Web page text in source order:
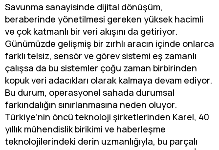
Savunma sanayisinde dijital dönüşüm,
beraberinde yönetilmesi gereken yüksek hacimli
ve çok katmanlı bir veri akışını da getiriyor.
Günümüzde gelişmiş bir zırhlı aracın içinde onlarca
farklı telsiz, sensör ve görev sistemi eş zamanlı
çalışsa da bu sistemler çoğu zaman birbirinden
kopuk veri adacıkları olarak kalmaya devam ediyor.
Bu durum, operasyonel sahada durumsal
farkındalığın sınırlanmasına neden oluyor.
Türkiye’nin öncü teknoloji şirketlerinden Karel, 40
yıllık mühendislik birikimi ve haberleşme
teknolojilerindeki derin uzmanlığıyla, bu parçalı